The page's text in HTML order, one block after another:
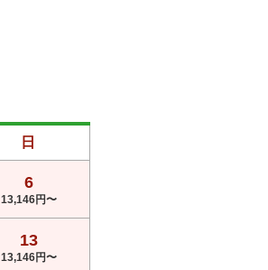
日
6
13,146円〜
13
13,146円〜